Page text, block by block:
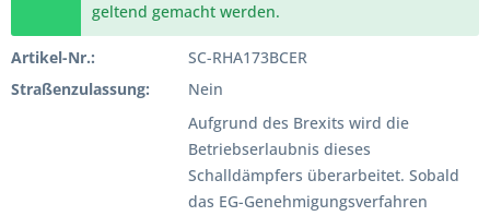
geltend gemacht werden.
Artikel-Nr.:
SC-RHA173BCER
Straßenzulassung:
Nein
Aufgrund des Brexits wird die
Betriebserlaubnis dieses
Schalldämpfers überarbeitet. Sobald
das EG-Genehmigungsverfahren